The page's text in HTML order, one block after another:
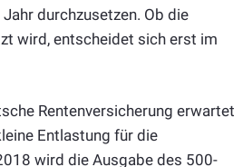
durchzusetzen. Ob die
wird, entscheidet sich erst im
Rentenversicherung erwartet
Entlastung für die
wird die Ausgabe des 500-